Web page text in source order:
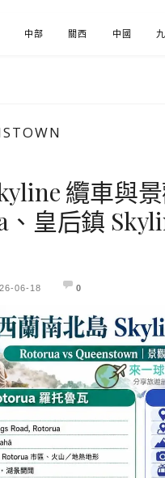
中部 關西 中國
噗纜車與
皇后鎮
06-18 0